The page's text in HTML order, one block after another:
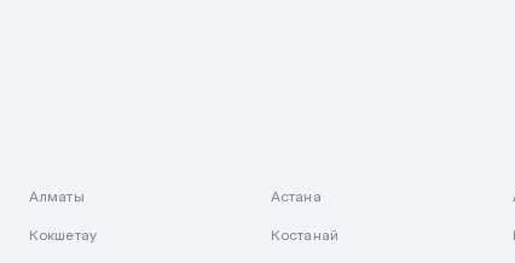
Алматы Астана
Кокшетау Костанай